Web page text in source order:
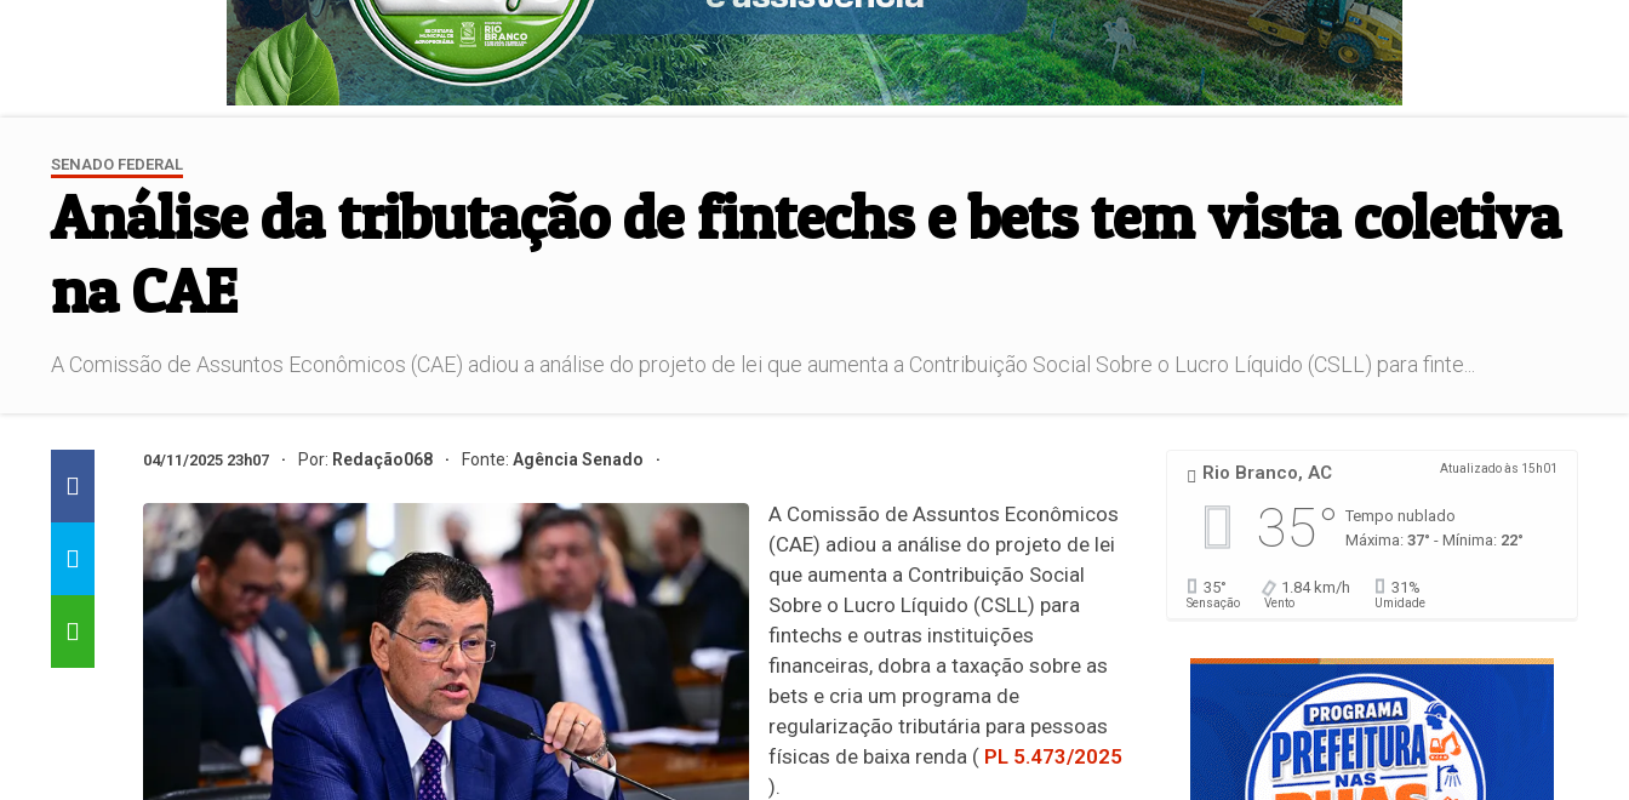
SENADO FEDERAL
Análise da tributação de fintechs e bets tem vista coletiva
na CAE
A Comissão de Assuntos Econômicos (CAE) adiou a análise do projeto de lei que aumenta a Contribuição Social Sobre o Lucro Líquido (CSLL) para finte...
04/11/2025 23h07 Por: Redação068 Fonte: Agência Senado
A Comissão de Assuntos Econômicos
(CAE) adiou a análise do projeto de lei
que aumenta a Contribuição Social
Sobre o Lucro Líquido (CSLL) para
fintechs e outras instituições
financeiras, dobra a taxação sobre as
bets e cria um programa de
regularização tributária para pessoas
físicas de baixa renda ( PL 5.473/2025
).
Rio Branco, AC Atualizado às 15h01
35°
Tempo nublado
Máxima:37° - Mínima: 22°
35°
Sensação
1.84 km/h
Vento
31%
Umidade